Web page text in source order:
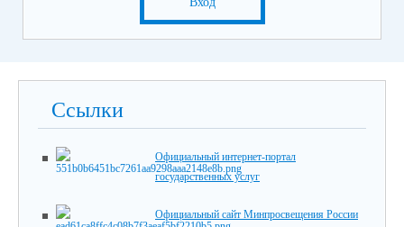
Ссылки
Официальный интернет-портал
государственных услуг
Официальный сайт Минпросвещения России